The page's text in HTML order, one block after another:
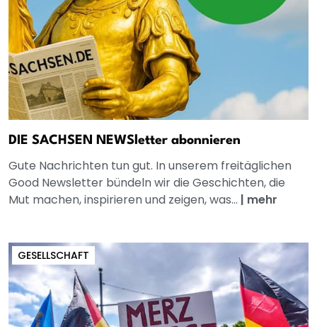
DIE SACHSEN NEWSletter abonnieren
Gute Nachrichten tun gut. In unserem freitäglichen
Good Newsletter bündeln wir die Geschichten, die
Mut machen, inspirieren und zeigen, was... | mehr
GESELLSCHAFT